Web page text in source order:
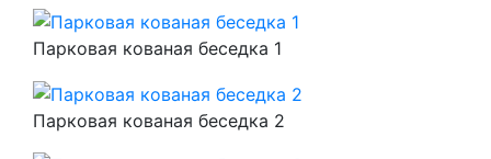
Парковая кованая беседка 1
Парковая кованая беседка 2